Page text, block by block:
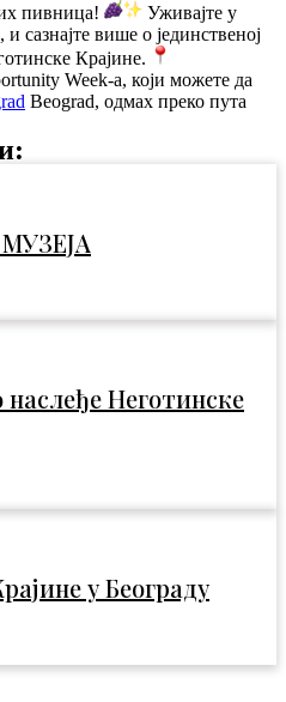
пивница!
Уживајте у
сазнајте више о јединственој
Крајине.
Week-a, који можете да
Beograd, одмах преко пута
Неготинске
у Београду